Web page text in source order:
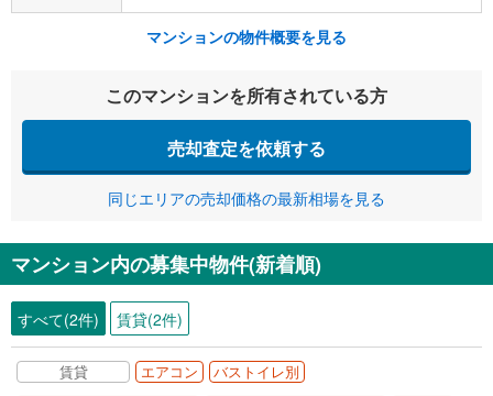
マンションの物件概要を見る
このマンションを所有されている方
売却査定を依頼する
同じエリアの売却価格の最新相場を見る
マンション内の募集中物件(新着順)
すべて(2件) 賃貸(2件)
賃貸 エアコン
バストイレ別